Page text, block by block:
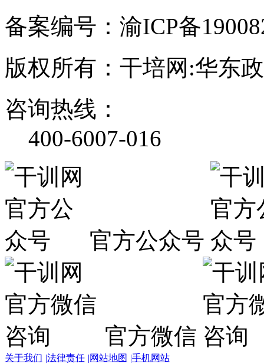
备案编号：渝ICP备
版权所有：干培网:华东
咨询热线：
400-6007-016
官方公众号
官方微信
关于我们 |法律责任 |网站地图 |手机网站